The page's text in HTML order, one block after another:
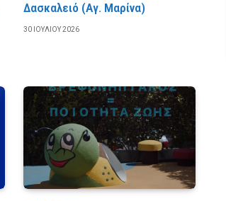
Δασκαλειό (Αγ. Μαρίνα)
30 ΙΟΥΛΊΟΥ 2026